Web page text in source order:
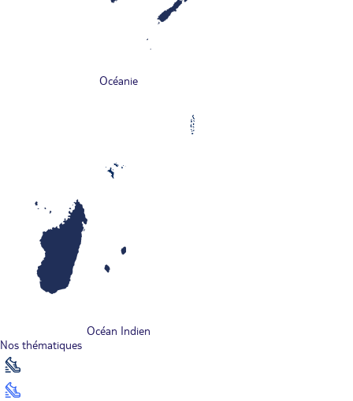
Océanie
Océan Indien
Nos thématiques